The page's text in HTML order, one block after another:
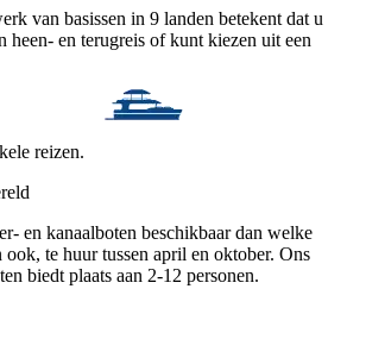
van basissen in 9 landen betekent dat u
heen- en terugreis of kunt kiezen uit een
reizen.
en kanaalboten beschikbaar dan welke
ook, te huur tussen april en oktober. Ons
biedt plaats aan 2-12 personen.